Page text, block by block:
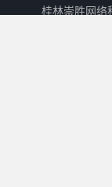
桂林崇胜网络